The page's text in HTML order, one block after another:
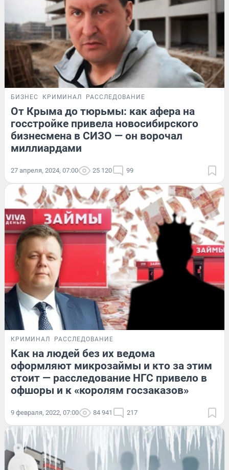
БИЗНЕС КРИМИНАЛ РАССЛЕДОВАНИЕ
От Крыма до тюрьмы: как афера на
госстройке привела новосибирского
бизнесмена в СИЗО — он ворочал
миллиардами
27 апреля, 2024, 07:00 25 120 99
КРИМИНАЛ РАССЛЕДОВАНИЕ
Как на людей без их ведома
оформляют микрозаймы и кто за этим
стоит — расследование НГС привело в
офшоры и к «королям госзаказов»
9 февраля, 2022, 07:00 84 941 217